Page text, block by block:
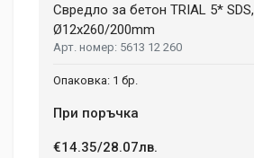
Свредло за бетон TRIAL 5* SDS,
Ø12х260/200mm
5613 12 260
1 бр.
При поръчка
€14.35/28.07лв.